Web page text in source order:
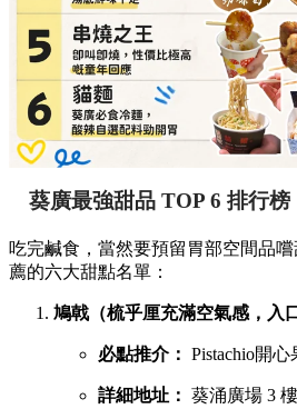
葵廣最強甜品 TOP 6 排行榜
吃完鹹食，當然要預留胃部空間品
薦的六大甜點名單：
鳩戟（梳乎厘充滿空氣感，入
必點推介： Pistachio開
詳細地址： 葵涌廣場 3